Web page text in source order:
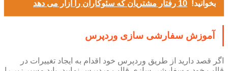
بخوانید! 10 رفتار مشتریان که سئوکاران را آزار می دهد
آموزش سفارشی سازی وردپرس
اگر قصد دارید از طریق وردپرس خود اقدام به ایجاد تغییرات در